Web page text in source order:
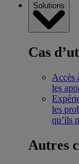
Solutions
Cas
Accès
les
les
qu’ils
Autres